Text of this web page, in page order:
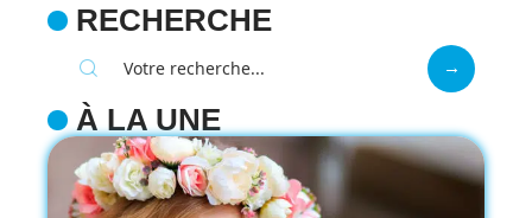
RECHERCHE
À LA UNE